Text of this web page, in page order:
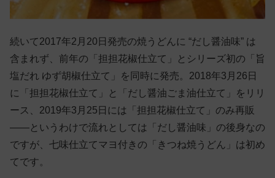
続いて2017年2月20日発売の焼うどんに “だし醤油味” は
含まれず、前年の「担担花椒仕立て」とシリーズ初の「旨
塩だれ ゆず胡椒仕立て」を同時に発売。2018年3月26日
に「担担花椒仕立て」と「だし醤油ごま油仕立て」をリリ
ース、2019年3月25日には「担担花椒仕立て」のみ再販
——というわけで流れとしては「だし醤油味」の後身なの
ですが、七味仕立てマヨ付きの「きつね焼うどん」は初め
てです。